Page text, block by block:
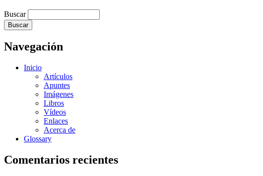
Buscar
Navegación
Inicio
Artículos
Apuntes
Imágenes
Libros
Vídeos
Enlaces
Acerca de
Glossary
Comentarios recientes